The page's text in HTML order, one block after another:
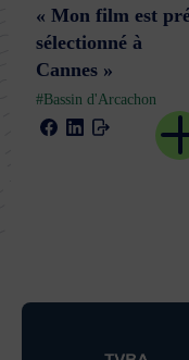
« Mon film est
sélectionné à
Cannes »
#Bassin d'Arcachon